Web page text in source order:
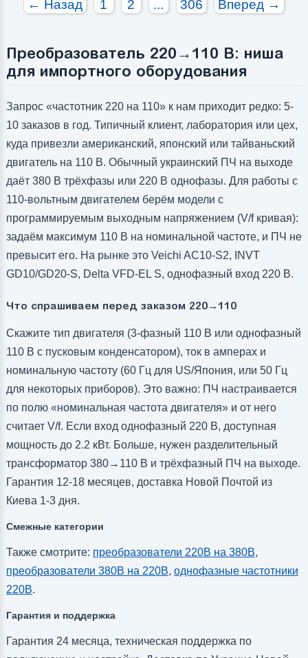
← Назад 1 2 ... 306 Вперед →
Преобразователь 220→110 В: ниша
для импортного оборудования
Запрос «частотник 220 на 110» к нам приходит редко: 5-
10 заказов в год. Типичный клиент, лаборатория или цех,
куда привезли американский, японский или тайваньский
двигатель на 110 В. Обычный украинский ПЧ на выходе
даёт 380 В трёхфазы или 220 В однофазы. Для работы с
110-вольтным двигателем берём модели с
программируемым выходным напряжением (V/f кривая):
задаём максимум 110 В на номинальной частоте, и ПЧ не
превысит его. На рынке это Veichi AC10-S2, INVT
GD10/GD20-S, Delta VFD-EL S, однофазный вход 220 В.
Что спрашиваем перед заказом 220→110
Скажите тип двигателя (3-фазный 110 В или однофазный
110 В с пусковым конденсатором), ток в амперах и
номинальную частоту (60 Гц для US/Япония, или 50 Гц
для некоторых приборов). Это важно: ПЧ настраивается
по полю «номинальная частота двигателя» и от него
считает V/f. Если вход однофазный 220 В, доступная
мощность до 2.2 кВт. Больше, нужен разделительный
трансформатор 380→110 В и трёхфазный ПЧ на выходе.
Гарантия 12-18 месяцев, доставка Новой Почтой из
Киева 1-3 дня.
Смежные категории
Также смотрите: преобразователи 220В на 380В,
преобразователи 380В на 220В, однофазные частотники
220В.
Гарантия и поддержка
Гарантия 24 месяца, техническая поддержка по